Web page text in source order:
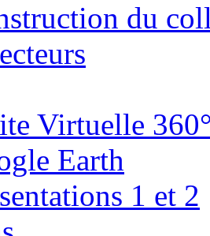
du
Virtuelle
Earth
1 et 2